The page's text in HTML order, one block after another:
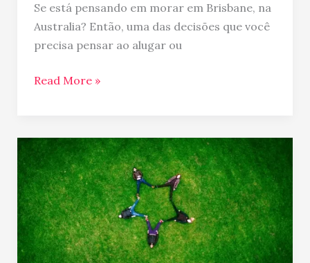
Se está pensando em morar em Brisbane, na
Australia? Então, uma das decisões que você
precisa pensar ao alugar ou
Read More »
Nem
todo
brasileiro
precisa
ser
seu
amigo!